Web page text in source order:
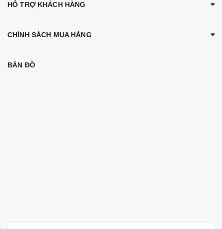
HỖ TRỢ KHÁCH HÀNG
CHÍNH SÁCH MUA HÀNG
BẢN ĐỒ